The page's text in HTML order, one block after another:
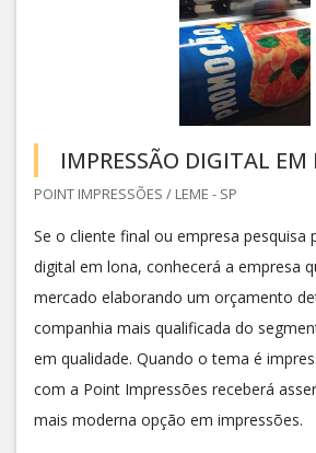
IMPRESSÃO DIGITAL
POINT IMPRESSÕES / LEME - SP
Se o cliente final ou empresa pesquisa
digital em lona, conhecerá a empresa
mercado elaborando um orçamento
companhia mais qualificada do
em qualidade. Quando o tema é
com a Point Impressões receberá
mais moderna opção em impressões.